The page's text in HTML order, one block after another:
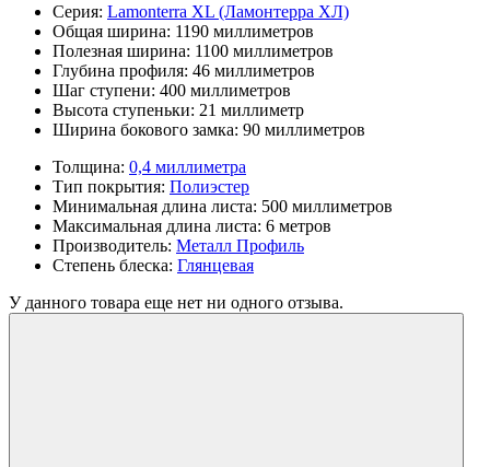
Серия: Lamonterra XL (Ламонтерра ХЛ)
Общая ширина: 1190 миллиметров
Полезная ширина: 1100 миллиметров
Глубина профиля: 46 миллиметров
Шаг ступени: 400 миллиметров
Высота ступеньки: 21 миллиметр
Ширина бокового замка: 90 миллиметров
Толщина: 0,4 миллиметра
Тип покрытия: Полиэстер
Минимальная длина листа: 500 миллиметров
Максимальная длина листа: 6 метров
Производитель: Металл Профиль
Степень блеска: Глянцевая
У данного товара еще нет ни одного отзыва.